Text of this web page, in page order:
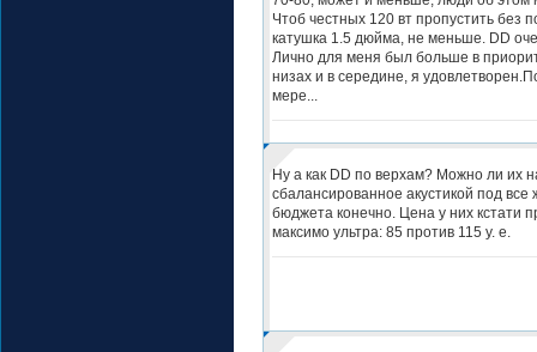
Чтоб честных 120 вт пропустить без
катушка 1.5 дюйма, не меньше. DD
Лично для меня был больше в
низах и в середине, я
мере...
Ну а как DD по верхам? Можно ли их
сбалансированное акустикой под
бюджета конечно. Цена у них кстати
максимо ультра: 85 против 115 у. е.